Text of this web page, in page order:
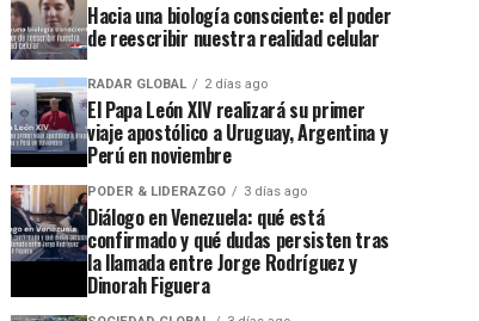
Hacia una biología consciente: el poder
de reescribir nuestra realidad celular
RADAR GLOBAL 2 días ago
El Papa León XIV realizará su primer
viaje apostólico a Uruguay, Argentina y
Perú en noviembre
PODER & LIDERAZGO 3 días ago
Diálogo en Venezuela: qué está
confirmado y qué dudas persisten tras
la llamada entre Jorge Rodríguez y
Dinorah Figuera